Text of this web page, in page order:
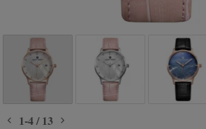
1-4/ 13